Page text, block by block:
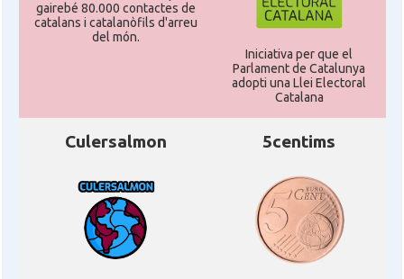
gairebé 80.000 contactes de
catalans i catalanòfils d'arreu
del món.
Iniciativa per que el
Parlament de Catalunya
adopti una Llei Electoral
Catalana
Culersalmon 5centims